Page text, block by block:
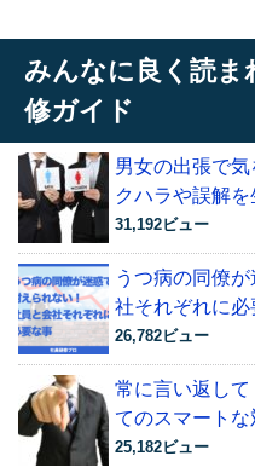
みんなに良く読ま
修ガイド
男女の出張で
クハラや誤解
31,192ビュー
うつ病の同僚
社それぞれに必
26,782ビュー
常に言い返し
てのスマートな
25,182ビュー